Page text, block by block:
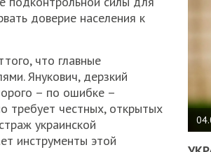
доверие населения к
что главные
Янукович, дерзкий
– по ошибке –
требует честных, открытых
украинской
инструменты этой